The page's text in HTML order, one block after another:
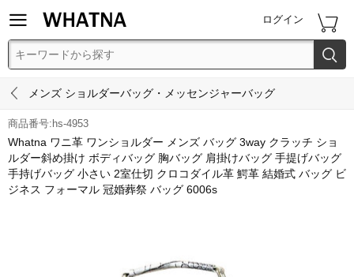
 ログイン 

 メンズ ショルダーバッグ・メッセンジャーバッグ
商品番号:hs-4953
Whatna ワニ革 ワンショルダー メンズ バッグ 3way クラッチ ショ
ルダー斜め掛け ボディバッグ 胸バッグ 肩掛けバッグ 手提げバッグ
手持げバッグ 小さい 2室仕切 クロコダイル革 鰐革 結婚式 バッグ ビ
ジネス フォーマル 冠婚葬祭 バッグ 6006s